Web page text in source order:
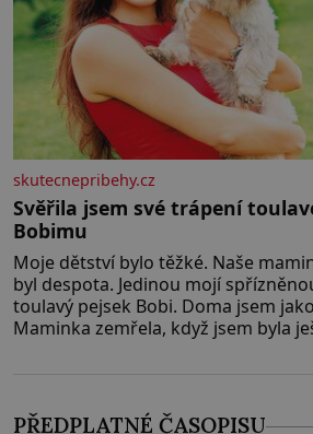
skutecnepribehy.cz
Svěřila jsem své trápení
Bobimu
Moje dětství bylo těžké. Naše
byl despota. Jedinou mojí
toulavý pejsek Bobi. Doma jsem
Maminka zemřela, když jsem byla
PŘEDPLATNÉ ČASOPISU